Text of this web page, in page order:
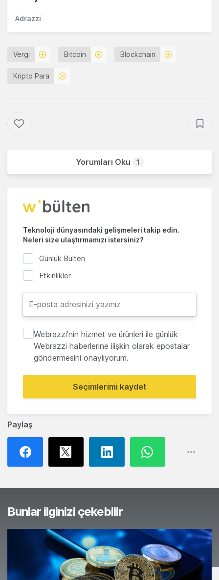
Paylaş
Adrazzi
Vergi Bitcoin Blockchain
Kripto Para
Yorumları Oku 1
Teknoloji dünyasındaki gelişmeleri takip edin.
Neleri size ulaştırmamızı istersiniz?
Günlük Bülten
Etkinlikler
Webrazzi'nin hizmet ve ürünleri ile günlük
Webrazzi haberlerine ilişkin olarak epostalar
göndermesini onaylıyorum.
Seçimlerimi kaydet
Bunlar ilginizi çekebilir